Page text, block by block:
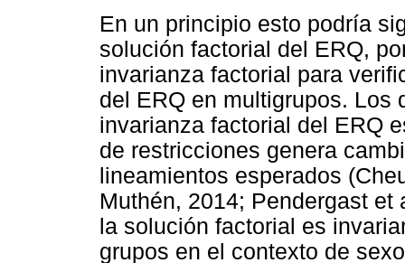
En un principio esto podría
solución factorial del ERQ,
invarianza factorial para
del ERQ en multigrupos. Los
invarianza factorial del ERQ
de restricciones genera
lineamientos esperados
Muthén, 2014; Pendergast
la solución factorial es
grupos en el contexto de